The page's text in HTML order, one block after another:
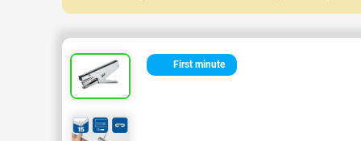
First minute